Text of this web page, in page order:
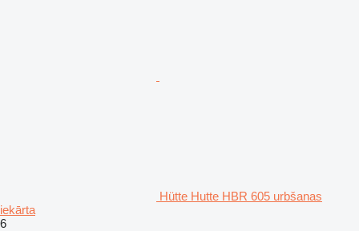
Hütte Hutte HBR 605 urbšanas
iekārta
6